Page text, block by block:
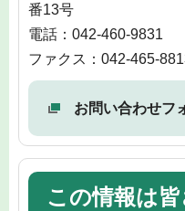
番13号
電話：042-460-9831
ファクス：042-465-
お問い合わせフ
この情報は